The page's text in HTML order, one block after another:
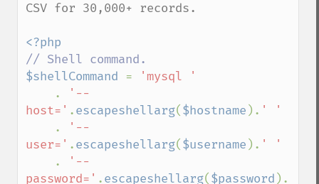
CSV for 30,000+ records.
$shellCommand =
'mysql '
.
'--
host=' .escapeshellarg($hostname ). ' '
.
'--
user=' .escapeshellarg($username ). ' '
.
'--
password=' .escapeshellarg($password ).